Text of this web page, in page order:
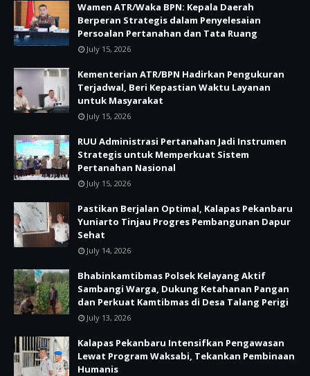
Wamen ATR/Waka BPN: Kepala Daerah
Berperan Strategis dalam Penyelesaian
Persoalan Pertanahan dan Tata Ruang
July 15, 2026
Kementerian ATR/BPN Hadirkan Pengukuran
Terjadwal, Beri Kepastian Waktu Layanan
untuk Masyarakat
July 15, 2026
RUU Administrasi Pertanahan Jadi Instrumen
Strategis untuk Memperkuat Sistem
Pertanahan Nasional
July 15, 2026
Pastikan Berjalan Optimal, Kalapas Pekanbaru
Yuniarto Tinjau Progres Pembangunan Dapur
Sehat
July 14, 2026
Bhabinkamtibmas Polsek Kelayang Aktif
Sambangi Warga, Dukung Ketahanan Pangan
dan Perkuat Kamtibmas di Desa Talang Perigi
July 13, 2026
Kalapas Pekanbaru Intensifkan Pengawasan
Lewat Program Waksabi, Tekankan Pembinaan
Humanis